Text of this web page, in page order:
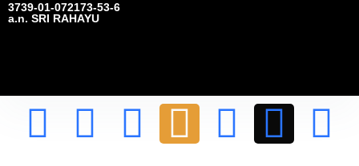
3739-01-072173-53-6
a.n. SRI RAHAYU